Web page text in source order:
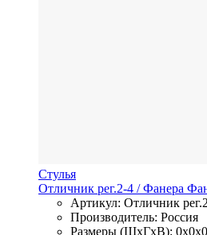
Стулья
Отличник рег.2-4 / Фанера
Артикул: Отличник
Производитель: Россия
Размеры (ШхГхВ):